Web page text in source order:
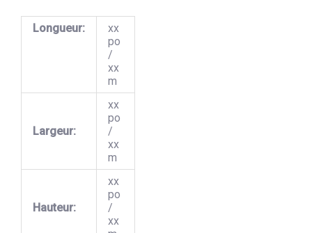
Longueur:
xx
po
/
xx
m
Largeur:
xx
po
/
xx
m
Hauteur:
xx
po
/
xx